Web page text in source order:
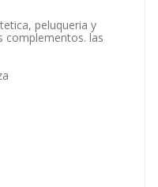
peluqueria y
complementos. las